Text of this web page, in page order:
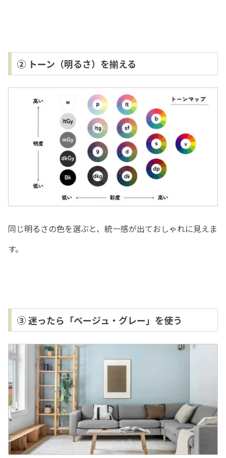
② トーン（明るさ）を揃える
同じ明るさの色を選ぶと、統一感が出ておしゃれに見えま
す。
③ 迷ったら「ベージュ・グレー」を使う